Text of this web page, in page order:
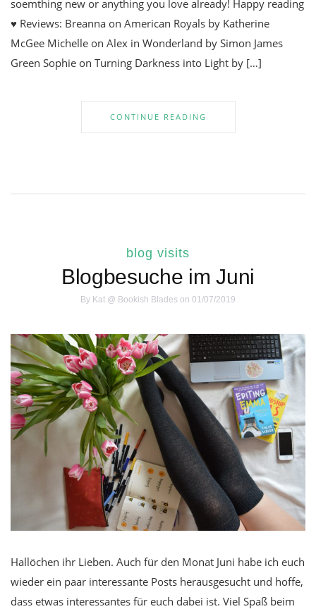
soemthing new or anything you love already! Happy reading
♥ Reviews: Breanna on American Royals by Katherine
McGee Michelle on Alex in Wonderland by Simon James
Green Sophie on Turning Darkness into Light by […]
CONTINUE READING
blog visits
Blogbesuche im Juni
By Kat @ Bookish Blades on 01/07/2019
Hallöchen ihr Lieben. Auch für den Monat Juni habe ich euch
wieder ein paar interessante Posts herausgesucht und hoffe,
dass etwas interessantes für euch dabei ist. Viel Spaß beim